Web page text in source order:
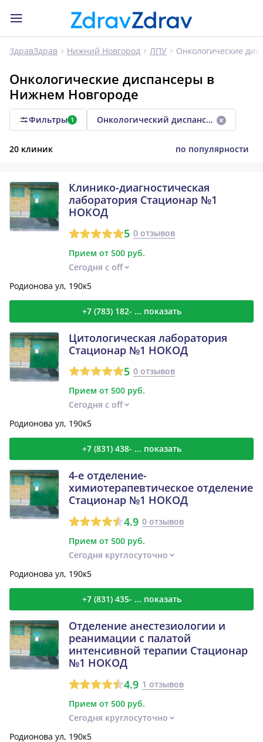
ЗдравЗдрав Нижний Новгород ЛПУ Онкологические
Онкологические диспансеры в
Нижнем Новгороде
Фильтры 1 Онкологический диспансер
20 клиник по популярности
Клинико-диагностическая
лаборатория Стационар №1
НОКОД
5 0 отзывов
Прием от 500 руб.
Сегодня с off
Родионова ул, 190к5
+7 (783) 182- ... показать
Цитологическая лаборатория
Стационар №1 НОКОД
5 0 отзывов
Прием от 500 руб.
Сегодня с off
Родионова ул, 190к5
+7 (831) 438- ... показать
4-е отделение-
химиотерапевтическое отделение
Стационар №1 НОКОД
4.9 0 отзывов
Прием от 500 руб.
Сегодня круглосуточно
Родионова ул, 190к5
+7 (831) 435- ... показать
Отделение анестезиологии и
реанимации с палатой
интенсивной терапии Стационар
№1 НОКОД
4.9 1 отзывов
Прием от 500 руб.
Сегодня круглосуточно
Родионова ул, 190к5